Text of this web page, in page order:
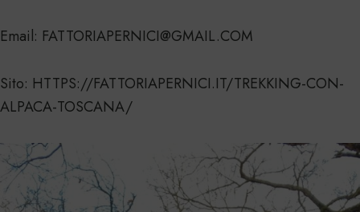
Email: FATTORIAPERNICI@GMAIL.COM
Sito: HTTPS://FATTORIAPERNICI.IT/TREKKING-CON-
ALPACA-TOSCANA/